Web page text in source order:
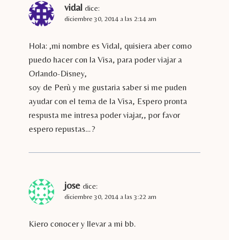
vidal dice:
diciembre 30, 2014 a las 2:14 am
Hola: ,mi nombre es Vidal, quisiera aber como
puedo hacer con la Visa, para poder viajar a
Orlando-Disney,
soy de Perù y me gustaria saber si me puden
ayudar con el tema de la Visa, Espero pronta
respusta me intresa poder viajar,, por favor
espero repustas…?
jose dice:
diciembre 30, 2014 a las 3:22 am
Kiero conocer y llevar a mi bb.